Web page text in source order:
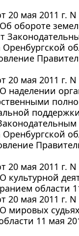
20 мая 2011 г.
обороте
20 мая 2011 г.
наделении
20 мая 2011 г.
культурной
области
20 мая 2011 г.
мировых
11 мая